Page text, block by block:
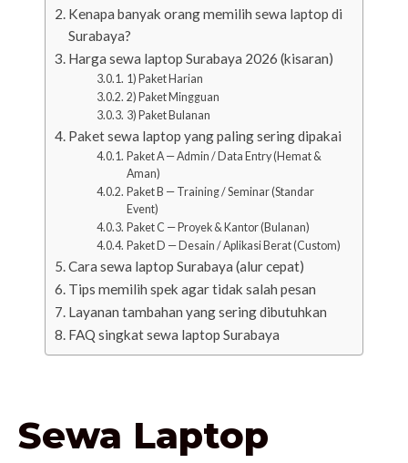
Kenapa banyak orang memilih sewa laptop di
Surabaya?
Harga sewa laptop Surabaya 2026 (kisaran)
1) Paket Harian
2) Paket Mingguan
3) Paket Bulanan
Paket sewa laptop yang paling sering dipakai
Paket A — Admin / Data Entry (Hemat &
Aman)
Paket B — Training / Seminar (Standar
Event)
Paket C — Proyek & Kantor (Bulanan)
Paket D — Desain / Aplikasi Berat (Custom)
Cara sewa laptop Surabaya (alur cepat)
Tips memilih spek agar tidak salah pesan
Layanan tambahan yang sering dibutuhkan
FAQ singkat sewa laptop Surabaya
Sewa Laptop